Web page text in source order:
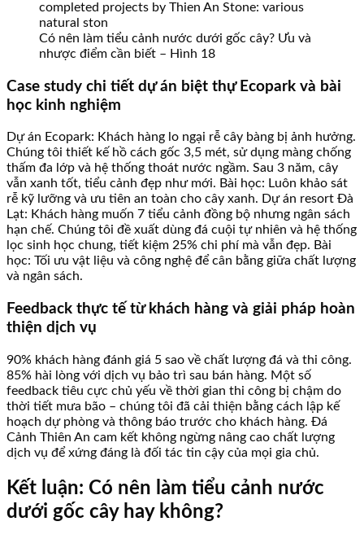
Có nên làm tiểu cảnh nước dưới gốc cây? Ưu và
nhược điểm cần biết – Hình 18
Case study chi tiết dự án biệt thự Ecopark và bài
học kinh nghiệm
Dự án Ecopark: Khách hàng lo ngại rễ cây bàng bị ảnh hưởng.
Chúng tôi thiết kế hồ cách gốc 3,5 mét, sử dụng màng chống
thấm đa lớp và hệ thống thoát nước ngầm. Sau 3 năm, cây
vẫn xanh tốt, tiểu cảnh đẹp như mới. Bài học: Luôn khảo sát
rễ kỹ lưỡng và ưu tiên an toàn cho cây xanh. Dự án resort Đà
Lạt: Khách hàng muốn 7 tiểu cảnh đồng bộ nhưng ngân sách
hạn chế. Chúng tôi đề xuất dùng đá cuội tự nhiên và hệ thống
lọc sinh học chung, tiết kiệm 25% chi phí mà vẫn đẹp. Bài
học: Tối ưu vật liệu và công nghệ để cân bằng giữa chất lượng
và ngân sách.
Feedback thực tế từ khách hàng và giải pháp hoàn
thiện dịch vụ
90% khách hàng đánh giá 5 sao về chất lượng đá và thi công.
85% hài lòng với dịch vụ bảo trì sau bán hàng. Một số
feedback tiêu cực chủ yếu về thời gian thi công bị chậm do
thời tiết mưa bão – chúng tôi đã cải thiện bằng cách lập kế
hoạch dự phòng và thông báo trước cho khách hàng. Đá
Cảnh Thiên An cam kết không ngừng nâng cao chất lượng
dịch vụ để xứng đáng là đối tác tin cậy của mọi gia chủ.
Kết luận: Có nên làm tiểu cảnh nước
dưới gốc cây hay không?